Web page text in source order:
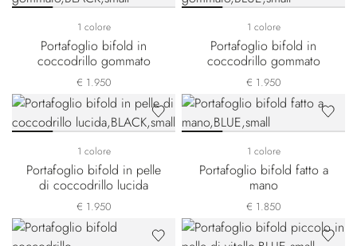
1 colore
Portafoglio bifold in
coccodrillo gommato
€ 1.950
1 colore
Portafoglio bifold in
coccodrillo gommato
€ 1.950
1 colore
Portafoglio bifold in pelle
di coccodrillo lucida
€ 1.950
1 colore
Portafoglio bifold fatto a
mano
€ 1.850